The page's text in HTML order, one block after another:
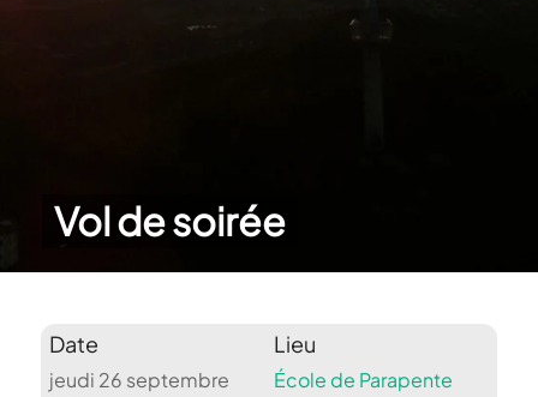
Vol de soirée
Date
jeudi 26 septembre
Lieu
École de Parapente